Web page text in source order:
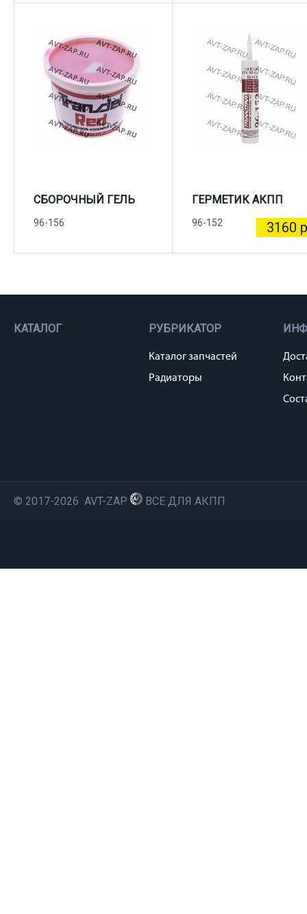
СБОРОЧНЫЙ ГЕЛЬ
96-156
ГЕРМЕТИК АКПП
96-152 3160
КАТАЛОГ РУБРИКАТОР
Каталог запчастей
Радиаторы
© 2017-2026 AVT-ZAP ВСЕ ДЛЯ АКПП